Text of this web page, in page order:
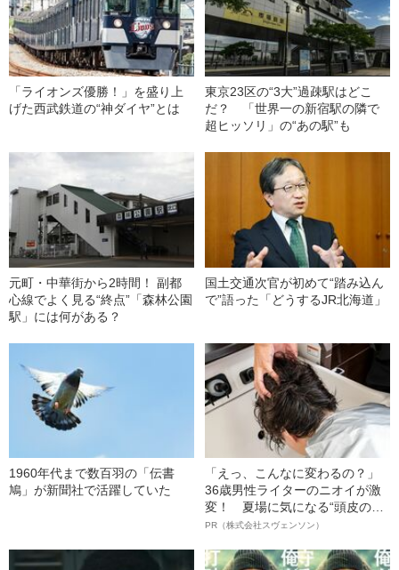
「ライオンズ優勝！」を盛り上
げた西武鉄道の“神ダイヤ”とは
東京23区の“3大”過疎駅はどこ
だ？ 「世界一の新宿駅の隣で
超ヒッソリ」の“あの駅”も
元町・中華街から2時間！ 副都
心線でよく見る“終点”「森林公園
駅」には何がある？
国土交通次官が初めて“踏み込ん
で”語った「どうするJR北海道」
1960年代まで数百羽の「伝書
鳩」が新聞社で活躍していた
「えっ、こんなに変わるの？」
36歳男性ライターのニオイが激
変！ 夏場に気になる“頭皮のニ
オイ”や“ベタつき”を解消す
ト”が生み出した徹底ケアとは
PR（株式会社スヴェンソン）